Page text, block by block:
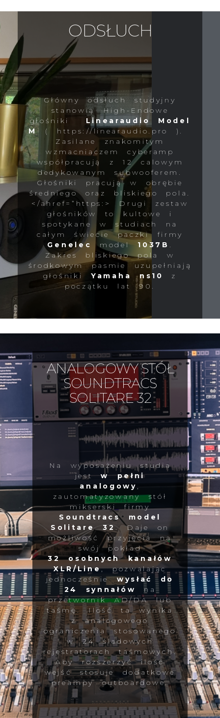
ODSŁUCH
Główny odsłuch studyjny
stanowią High-Endowe
głośniki Linearaudio Model
M( https://linearaudio.pro ).
Zasilane znakomitym
wzmacniaczem cyberamp
współpracują z 12 calowym
dedykowanym subwooferem.
Głośniki pracują w obrębie
średniego oraz bliskiego pola.
</ahref=”https:> Drugi zestaw
głośników to kultowe i
spotykane w studiach na
całym świecie paczki firmy
Genelec
model 1037B .
Zakres bliskiego pola w
środkowym pasmie uzupełniają
głośnikiYamaha ns10
z
początku lat 90.
ANALOGOWY STÓŁ
SOUNDTRACS
SOLITARE 32
Na wyposażeniu studia
jestw pełni
analogowy
zautomatyzowany stół
mikserski firmy
Soundtracs model
Solitare 32 . Daje on
możliwość przyjęcia na
swój pokład
32 osobnych kanałów
XLR/Line, pozwalając
jednocześniewysłać do
24 synnałów
na
przetwornik AD/DA lub
taśmę. Ilość ta wynika
z analogowego
ograniczenia stosowanego
w 24 śladowych
rejestratorach taśmowych.
Aby rozszerzyć ilość
wejść stosuje dodatkowe
preampy outboardowe.